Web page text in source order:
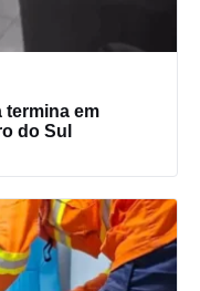
termina em
do Sul